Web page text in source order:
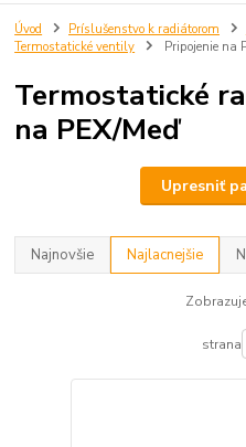
Úvod Príslušenstvo k radiátorom
Termostatické ventily
Pripojenie na
Termostatické
na PEX/Meď
Upresniť
Najnovšie Najlacnejšie
strana